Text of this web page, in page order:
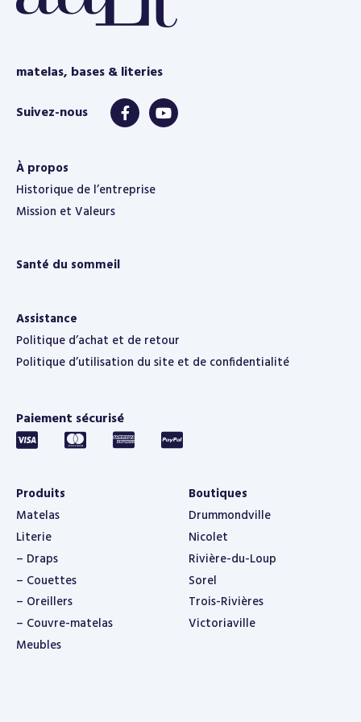
matelas, bases & literies
À propos
Historique de l’entreprise
Mission et Valeurs
Santé du sommeil
Assistance
Politique d’achat et de retour
Politique d’utilisation du site et de confidentialité
Paiement sécurisé
Produits
Matelas
Literie
– Draps
– Couettes
– Oreillers
– Couvre-matelas
Meubles
Boutiques
Drummondville
Nicolet
Rivière-du-Loup
Sorel
Trois-Rivières
Victoriaville